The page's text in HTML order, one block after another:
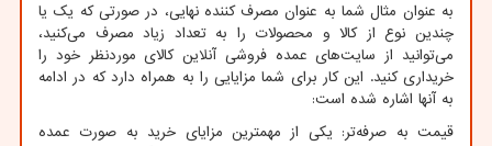
به عنوان مثال شما به عنوان مصرف کننده نهایی، در صورتی که یک یا
چندین نوع از کالا و محصولات را به تعداد زیاد مصرف می‌کنید،
می‌توانید از سایت‌های عمده فروشی آنلاین کالای موردنظر خود را
خریداری کنید. این کار برای شما مزایایی را به همراه دارد که در ادامه
به آنها اشاره شده است:
قیمت به صرفه‌تر: یکی از مهمترین مزایای خرید به صورت عمده